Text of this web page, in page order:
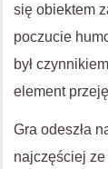
się obiektem
poczucie
był
element
Gra odeszła
najczęściej